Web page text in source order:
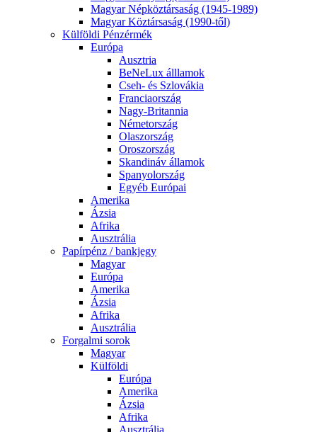
Magyar Népköztársaság (1945-1989)
Magyar Köztársaság (1990-től)
Külföldi Pénzérmék
Európa
Ausztria
BeNeLux álllamok
Cseh- és Szlovákia
Franciaország
Nagy-Britannia
Németország
Olaszország
Oroszország
Skandináv államok
Spanyolország
Egyéb Európai
Amerika
Ázsia
Afrika
Ausztrália
Papírpénz / bankjegy
Magyar
Európa
Amerika
Ázsia
Afrika
Ausztrália
Forgalmi sorok
Magyar
Külföldi
Európa
Amerika
Ázsia
Afrika
Ausztrália